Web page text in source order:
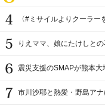
〈#ミサイルよりクーラ
りえママ、娘にたけしと
震災支援のSMAPが熊本大
市川沙耶と熱愛・野島ア